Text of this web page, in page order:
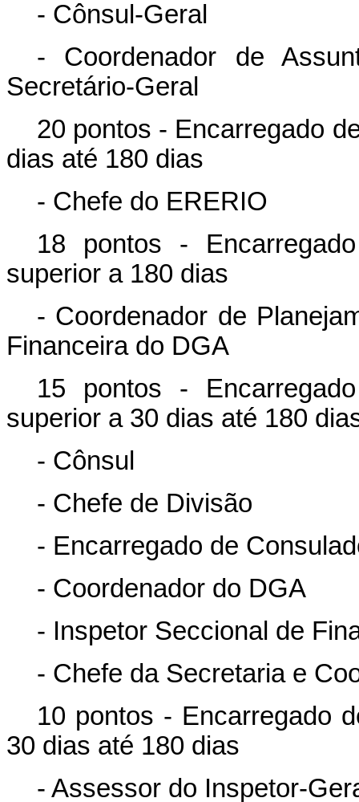
- Cônsul-Geral
- Coordenador de
Secretário-Geral
20 pontos - Encarregado
dias até 180 dias
- Chefe do ERERIO
18 pontos -
superior a 180 dias
- Coordenador de
Financeira do DGA
15 pontos -
superior a 30 dias até 180
- Cônsul
- Chefe de Divisão
- Encarregado de
- Coordenador do DGA
- Inspetor Seccional de
- Chefe da Secretaria e
10 pontos - Encarregado
30 dias até 180 dias
- Assessor do Inspetor-